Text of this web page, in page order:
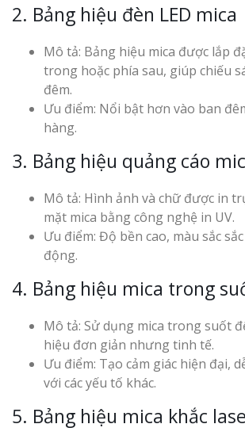
2. Bảng hiệu đèn LED mica
Mô tả: Bảng hiệu mica được lắp
trong hoặc phía sau, giúp chiếu
đêm.
Ưu điểm: Nổi bật hơn vào ban
hàng.
3. Bảng hiệu quảng cáo
Mô tả: Hình ảnh và chữ được in
mặt mica bằng công nghệ in UV.
Ưu điểm: Độ bền cao, màu sắc
động.
4. Bảng hiệu mica trong
Mô tả: Sử dụng mica trong suốt
hiệu đơn giản nhưng tinh tế.
Ưu điểm: Tạo cảm giác hiện đại,
với các yếu tố khác.
5. Bảng hiệu mica khắc